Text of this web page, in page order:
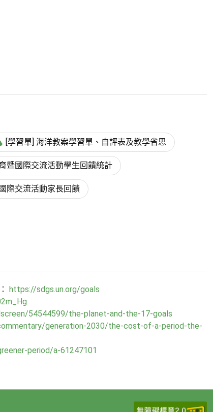
[學習單] 海洋教案學習單、自評表及教學省思
暨國際交流活動學生回饋統計
際交流活動家長回饋
https://sdgs.un.org/goals
54544599/the-planet-and-the-17-goals
generation-2030/the-cost-of-a-period-the-
period/a-61247101